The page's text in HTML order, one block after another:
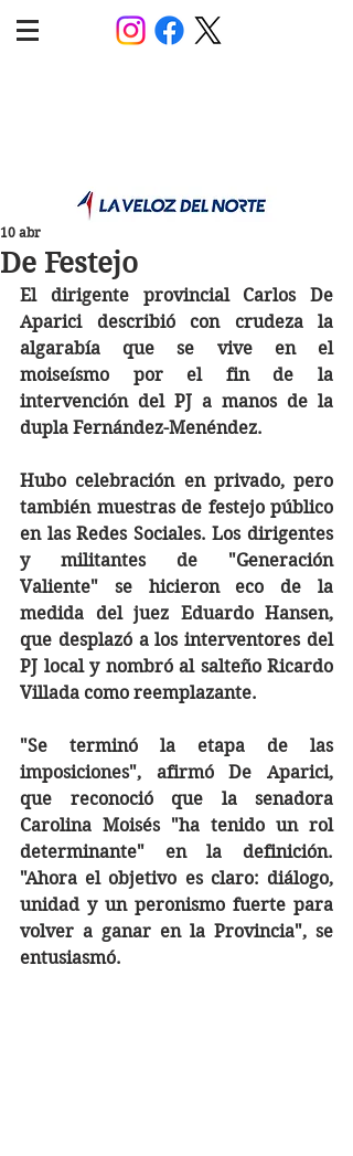
De Festejo
10 abr
El dirigente provincial Carlos De
Aparici describió con crudeza la
algarabía que se vive en el
moiseísmo por el fin de la
intervención del PJ a manos de la
dupla Fernández-Menéndez.
Hubo celebración en privado, pero
también muestras de festejo público
en las Redes Sociales. Los dirigentes
y militantes de "Generación
Valiente" se hicieron eco de la
medida del juez Eduardo Hansen,
que desplazó a los interventores del
PJ local y nombró al salteño Ricardo
Villada como reemplazante.
"Se terminó la etapa de las
imposiciones", afirmó De Aparici,
que reconoció que la senadora
Carolina Moisés "ha tenido un rol
determinante" en la definición.
"Ahora el objetivo es claro: diálogo,
unidad y un peronismo fuerte para
volver a ganar en la Provincia", se
entusiasmó.